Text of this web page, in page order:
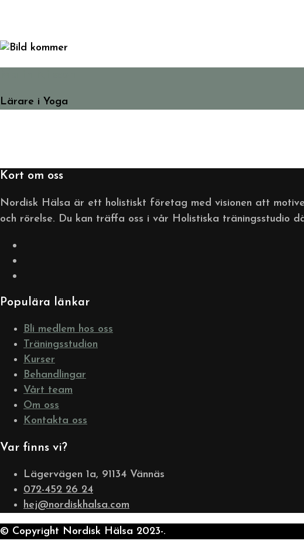
Lärare i Yoga
Kort om oss
Nordisk Hälsa är ett holistiskt företag med visionen att
och rörelse. Du kan träffa oss i vår Holistiska träningsstudio
Populära länkar
Bli medlem hos oss
Träningsstudion
Kurser
Behandlingar
Vårt team
Om oss
Kontakta oss
Var finns vi?
Lägervägen 1a, 91134 Vännäs
072-452 26 24
hej@nordiskhalsa.com
© Copyright Nordisk Hälsa 2023-.